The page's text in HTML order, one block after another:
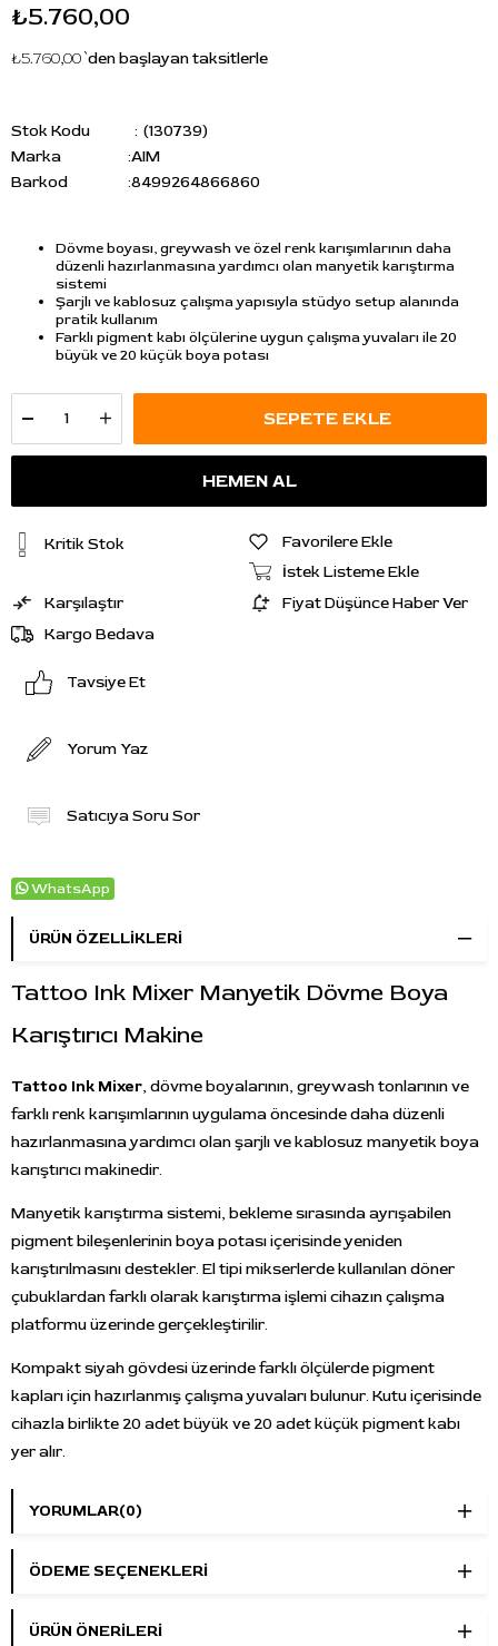
₺5.760,00
₺5.760,00`den başlayan taksitlerle
Stok Kodu
(130739)
Marka
:AIM
Barkod
:8499264866860
Dövme boyası, greywash ve özel renk karışımlarının daha
düzenli hazırlanmasına yardımcı olan manyetik karıştırma
sistemi
Şarjlı ve kablosuz çalışma yapısıyla stüdyo setup alanında
pratik kullanım
Farklı pigment kabı ölçülerine uygun çalışma yuvaları ile 20
büyük ve 20 küçük boya potası
Kritik Stok
Favorilere Ekle
İstek Listeme Ekle
Karşılaştır
Fiyat Düşünce Haber Ver
Kargo Bedava
Tavsiye Et
Yorum Yaz
Satıcıya Soru Sor
WhatsApp
ÜRÜN ÖZELLIKLERI
Tattoo Ink Mixer Manyetik Dövme Boya
Karıştırıcı Makine
Tattoo Ink Mixer, dövme boyalarının, greywash tonlarının ve
farklı renk karışımlarının uygulama öncesinde daha düzenli
hazırlanmasına yardımcı olan şarjlı ve kablosuz manyetik boya
karıştırıcı makinedir.
Manyetik karıştırma sistemi, bekleme sırasında ayrışabilen
pigment bileşenlerinin boya potası içerisinde yeniden
karıştırılmasını destekler. El tipi mikserlerde kullanılan döner
çubuklardan farklı olarak karıştırma işlemi cihazın çalışma
platformu üzerinde gerçekleştirilir.
Kompakt siyah gövdesi üzerinde farklı ölçülerde pigment
kapları için hazırlanmış çalışma yuvaları bulunur. Kutu içerisinde
cihazla birlikte 20 adet büyük ve 20 adet küçük pigment kabı
yer alır.
Çalışma Sistemi:
Kontrol:Tek tuşlu çalışma sistemi
YORUMLAR(0)
ÖDEME SEÇENEKLERI
ÜRÜN ÖNERILERI